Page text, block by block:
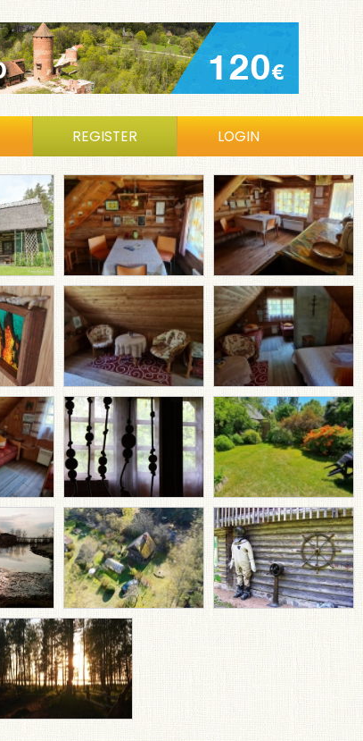
REGISTER LOGIN